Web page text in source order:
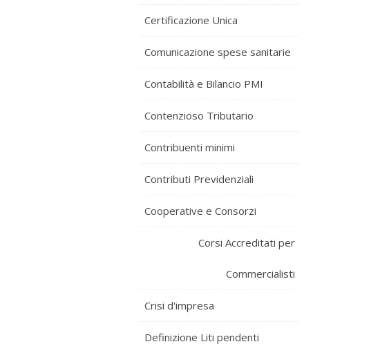
Certificazione Unica
Comunicazione spese sanitarie
Contabilità e Bilancio PMI
Contenzioso Tributario
Contribuenti minimi
Contributi Previdenziali
Cooperative e Consorzi
Corsi Accreditati per
Commercialisti
Crisi d'impresa
Definizione Liti pendenti